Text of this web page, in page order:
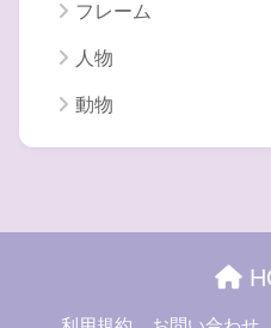
フレーム
人物
動物